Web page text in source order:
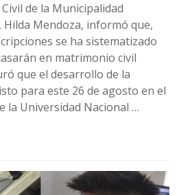
de la Municipalidad
Hilda Mendoza, informó que,
se ha sistematizado
en matrimonio civil
que el desarrollo de la
para este 26 de agosto en el
la Universidad Nacional …